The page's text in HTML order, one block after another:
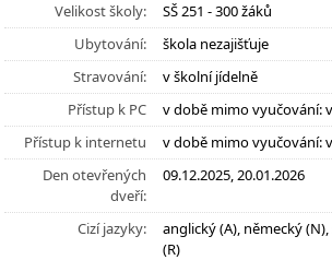
Velikost školy:
SŠ 251 - 300 žáků
Ubytování:
škola nezajišťuje
Stravování:
v školní jídelně
Přístup k PC
v době mimo vyučování:
Přístup k internetu
v době mimo vyučování:
Den otevřených
dveří:
09.12.2025, 20.01.2026
Cizí jazyky:
anglický (A), německý
(R)